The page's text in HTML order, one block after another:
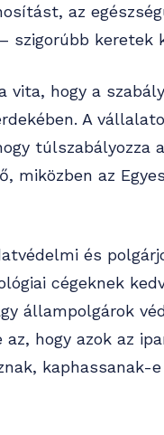
az
szigorúbb keretek
vita, hogy a
A
miközben az
és
cégeknek
állampolgárok
hogy azok az
kaphassanak-